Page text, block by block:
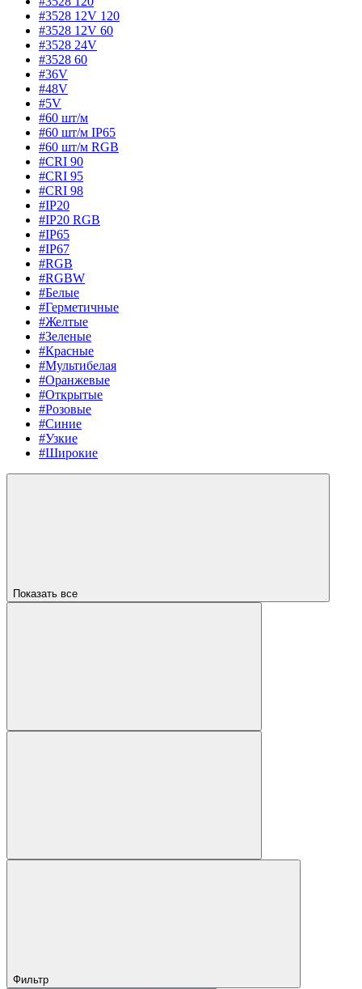
#3528 12V 120
#3528 12V 60
#3528 24V
#3528 60
#36V
#48V
#5V
#60 шт/м
#60 шт/м IP65
#60 шт/м RGB
#CRI 90
#CRI 95
#CRI 98
#IP20
#IP20 RGB
#IP65
#IP67
#RGB
#RGBW
#Белые
#Герметичные
#Желтые
#Зеленые
#Красные
#Мультибелая
#Оранжевые
#Открытые
#Розовые
#Синие
#Узкие
#Широкие
Показать все
Фильтр